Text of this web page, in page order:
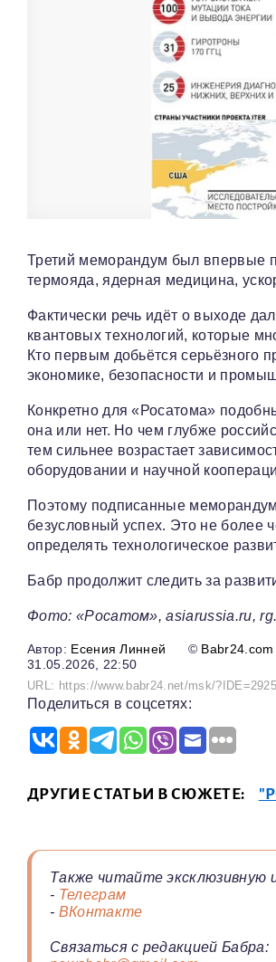
Третий меморандум был впервые
термояда, ядерная медицина,
Фактически речь идёт о выходе
квантовых технологий, которые
Кто первым добьётся серьёзного
экономике, безопасности и
Конкретно для «Росатома»
она или нет. Но чем глубже
тем сильнее возрастает
оборудовании и научной
Поэтому подписанные
безусловный успех. Это не более
определять технологическое
Бабр продолжит следить за
Фото: «Росатом», asiarussia.ru,
Есения Линней © Babr24.com
31.05.2026, 22:50
URL: https://www.babr24.net/msk/
Поделиться в соцсетях:
ДРУГИЕ СТАТЬИ В СЮЖЕТЕ:
Также читайте эксклюзивную
- Телеграм
- ВКонтакте
Связаться с редакцией Бабра: